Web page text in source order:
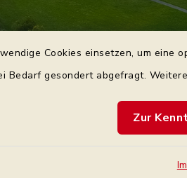
Cookies einsetzen, um
Bedarf gesondert abgefragt.
Zur